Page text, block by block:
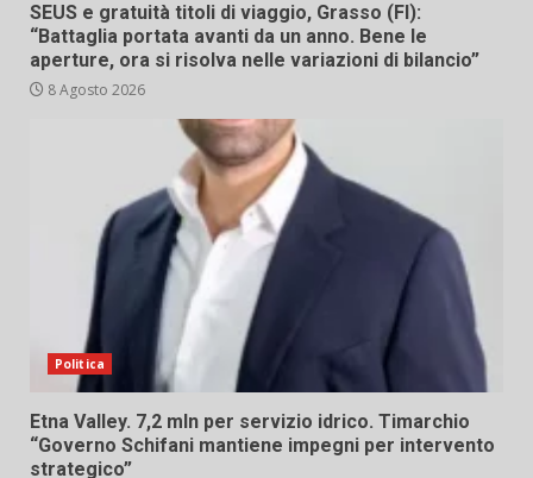
SEUS e gratuità titoli di viaggio, Grasso (FI):
“Battaglia portata avanti da un anno. Bene le
aperture, ora si risolva nelle variazioni di bilancio”
8 Agosto 2026
Politica
Etna Valley. 7,2 mln per servizio idrico. Timarchio
“Governo Schifani mantiene impegni per intervento
strategico”